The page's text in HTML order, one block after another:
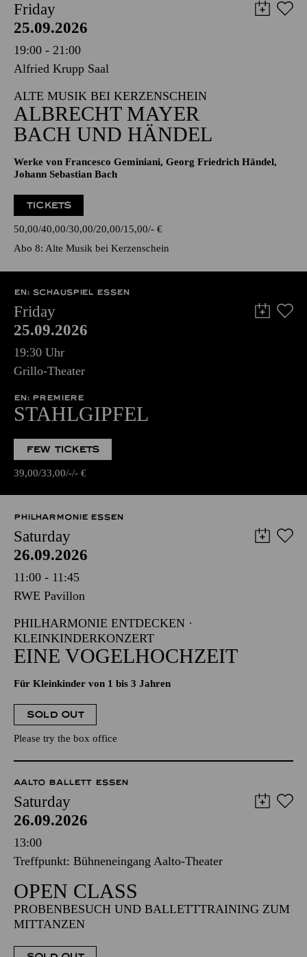
Friday
25.09.2026
19:00 - 21:00
Alfried Krupp Saal
ALTE MUSIK BEI KERZENSCHEIN
ALBRECHT MAYER
BACH UND HÄNDEL
Werke von Francesco Geminiani, Georg Friedrich Händel,
Johann Sebastian Bach
TICKETS
50,00 40,00 30,00 20,00 15,00 - €
Abo 8: Alte Musik bei Kerzenschein
EN: SCHAUSPIEL ESSEN
Friday
25.09.2026
19:30 Uhr
Grillo-Theater
EN: PREMIERE
STAHLGIPFEL
FEW TICKETS
39,00 33,00 - - €
PHILHARMONIE ESSEN
Saturday
26.09.2026
11:00 - 11:45
RWE Pavillon
PHILHARMONIE ENTDECKEN ·
KLEINKINDERKONZERT
EINE VOGELHOCHZEIT
Für Kleinkinder von 1 bis 3 Jahren
SOLD OUT
Please try the box office
AALTO BALLETT ESSEN
Saturday
26.09.2026
13:00
Treffpunkt: Bühneneingang Aalto-Theater
OPEN CLASS
PROBENBESUCH UND BALLETTTRAINING ZUM
MITTANZEN